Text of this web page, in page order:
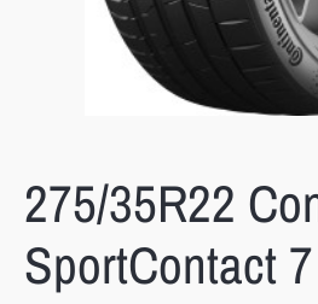
275/35R22
SportContact